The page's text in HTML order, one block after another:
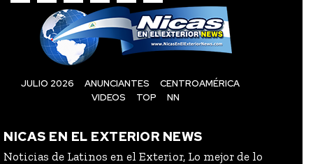
JULIO 2026 ANUNCIANTES
CENTROAMÉRICA
VIDEOS
TOP NN
NICAS EN EL EXTERIOR NEWS
Noticias de Latinos en el Exterior, Lo mejor de lo